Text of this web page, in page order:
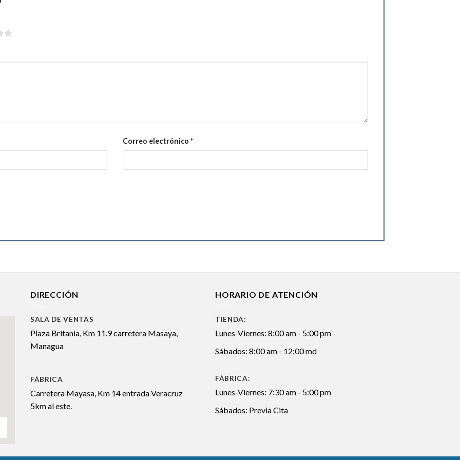
Correo electrónico *
DIRECCIÓN
SALA DE VENTAS
Plaza Britania, Km 11.9 carretera Masaya,
Managua
FÁBRICA
Carretera Mayasa, Km 14 entrada Veracruz
5km al este.
HORARIO DE ATENCIÓN
TIENDA:
Lunes-Viernes: 8:00 am - 5:00 pm
Sábados: 8:00 am - 12:00 md
FÁBRICA:
Lunes-Viernes: 7:30 am - 5:00 pm
Sábados: Previa Cita